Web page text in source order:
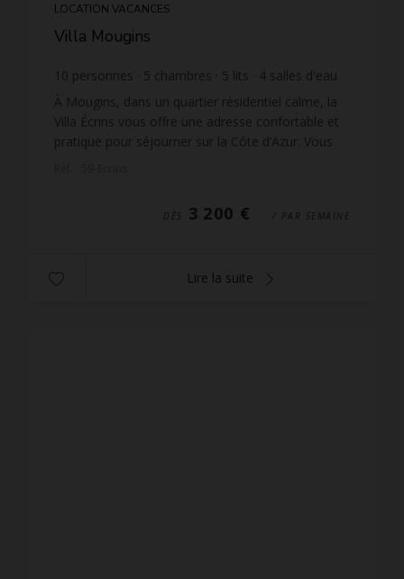
LOCATION VACANCES
Villa Mougins
10 personnes 5 chambres 5 lits 4 salles d'eau
1 salle de bain
À Mougins, dans un quartier résidentiel calme, la
Villa Écrins vous offre une adresse confortable et
pratique pour séjourner sur la Côte d’Azur. Vous
DÈS 3 200 € / PAR SEMAINE
Lire la suite